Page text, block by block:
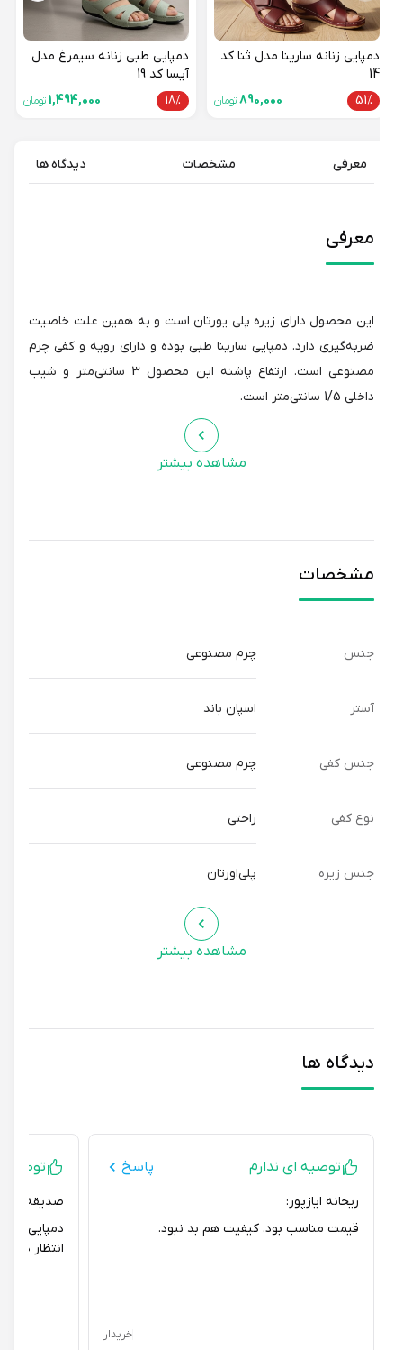
دمپایی زنانه سارینا مدل ثنا کد
51%
890,000 تومان
دمپایی طبی زنانه سیمرغ مدل
آیسا کد 19
18%
1,494,000تومان
معرفی مشخصات دیدگاه ها
معرفی
این محصول دارای زیره پلی یورتان است و به همین علت خاصیت
ضربه‌گیری دارد. دمپایی سارینا طبی بوده و دارای رویه و کفی چرم
مصنوعی است. ارتفاع پاشنه این محصول 3 سانتی‌متر و شیب
داخلی 1/5 سانتی‌متر است.
مشاهده بیشتر
مشخصات
جنس چرم مصنوعی
آستر اسپان باند
جنس کفی چرم مصنوعی
نوع کفی راحتی
جنس زیره پلی‌اورتان
مشاهده بیشتر
دیدگاه ها
توصیه ای ندارم پاسخ
ریحانه ایازپور:
قیمت مناسب بود. کیفیت هم بد نبود.
خریدار
توصیه ای
صدیقه Nm:
دمپایی
انتظار داشتم